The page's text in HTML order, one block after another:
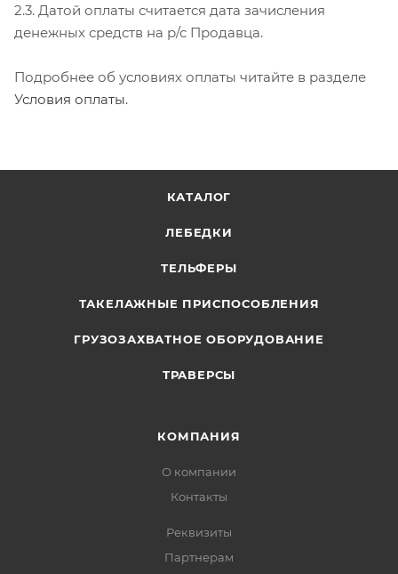
2.3. Датой оплаты считается дата зачисления
денежных средств на р/с Продавца.
Подробнее об условиях оплаты читайте в разделе
Условия оплаты.
КАТАЛОГ
ЛЕБЕДКИ
ТЕЛЬФЕРЫ
ТАКЕЛАЖНЫЕ ПРИСПОСОБЛЕНИЯ
ГРУЗОЗАХВАТНОЕ ОБОРУДОВАНИЕ
ТРАВЕРСЫ
КОМПАНИЯ
О компании
Контакты
Реквизиты
Партнерам